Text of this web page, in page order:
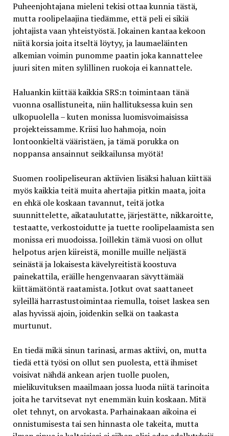
Puheenjohtajana mieleni tekisi ottaa kunnia tästä,
mutta roolipelaajina tiedämme, että peli ei sikiä
johtajista vaan yhteistyöstä. Jokainen kantaa kekoon
niitä korsia joita itseltä löytyy, ja laumaeläinten
alkemian voimin punomme paatin joka kannattelee
juuri siten miten sylillinen ruokoja ei kannattele.
Haluankin kiittää kaikkia SRS:n toimintaan tänä
vuonna osallistuneita, niin hallituksessa kuin sen
ulkopuolella – kuten monissa luomisvoimaisissa
projekteissamme. Kriisi luo hahmoja, noin
lontoonkieltä vääristäen, ja tämä porukka on
noppansa ansainnut seikkailunsa myötä!
Suomen roolipeliseuran aktiivien lisäksi haluan kiittää
myös kaikkia teitä muita ahertajia pitkin maata, joita
en ehkä ole koskaan tavannut, teitä jotka
suunnittelette, aikataulutatte, järjestätte, nikkaroitte,
testaatte, verkostoidutte ja tuette roolipelaamista sen
monissa eri muodoissa. Joillekin tämä vuosi on ollut
helpotus arjen kiireistä, monille muille neljästä
seinästä ja lokaisesta kävelyreitistä koostuva
painekattila, eräille hengenvaaran sävyttämää
kiittämätöntä raatamista. Jotkut ovat saattaneet
syleillä harrastustoimintaa riemulla, toiset laskea sen
alas hyvissä ajoin, joidenkin selkä on taakasta
murtunut.
En tiedä mikä sinun tarinasi, armas aktiivi, on, mutta
tiedä että työsi on ollut sen puolesta, että ihmiset
voisivat nähdä ankean arjen tuolle puolen,
mielikuvituksen maailmaan jossa luoda niitä tarinoita
joita he tarvitsevat nyt enemmän kuin koskaan. Mitä
olet tehnyt, on arvokasta. Parhainakaan aikoina ei
onnistumisesta tai sen hinnasta ole takeita, mutta